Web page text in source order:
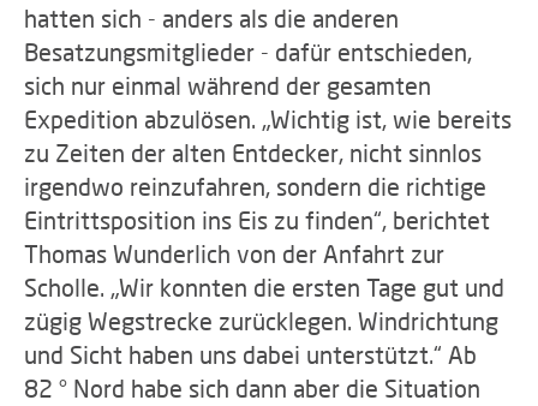
hatten sich - anders als die anderen
Besatzungsmitglieder - dafür entschieden,
sich nur einmal während der gesamten
Expedition abzulösen. „Wichtig ist, wie bereits
zu Zeiten der alten Entdecker, nicht sinnlos
irgendwo reinzufahren, sondern die richtige
Eintrittsposition ins Eis zu finden“, berichtet
Thomas Wunderlich von der Anfahrt zur
Scholle. „Wir konnten die ersten Tage gut und
zügig Wegstrecke zurücklegen. Windrichtung
und Sicht haben uns dabei unterstützt.“ Ab
82 ° Nord habe sich dann aber die Situation